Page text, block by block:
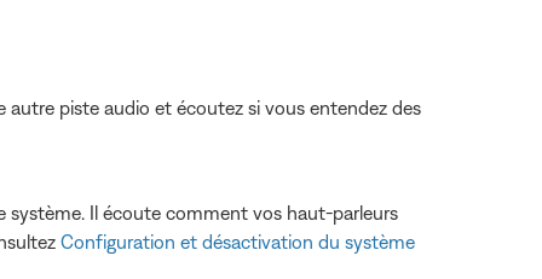
autre piste audio et écoutez si vous entendez des
système. Il écoute comment vos haut-parleurs
Configuration et désactivation du système